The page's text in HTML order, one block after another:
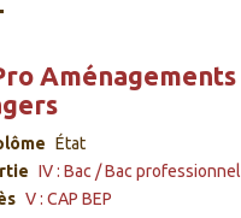
Aménagements
État
IV : Bac / Bac professionnel
V : CAP BEP